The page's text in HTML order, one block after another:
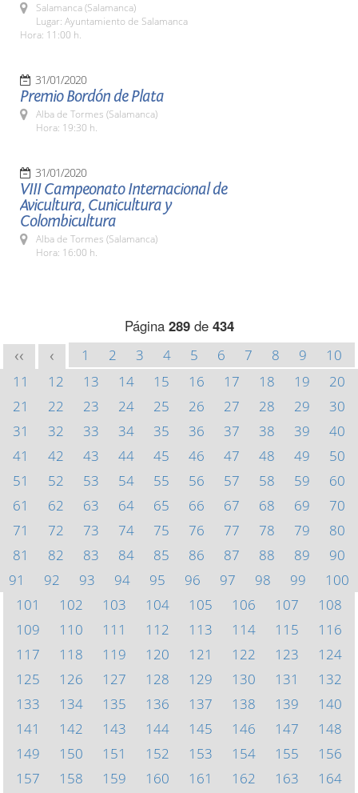
Salamanca (Salamanca)
Lugar: Ayuntamiento de Salamanca
Hora: 11:00 h.
31/01/2020
Premio Bordón de Plata
Alba de Tormes (Salamanca)
Hora: 19:30 h.
31/01/2020
VIII Campeonato Internacional de
Avicultura, Cunicultura y
Colombicultura
Alba de Tormes (Salamanca)
Hora: 16:00 h.
Página 289de 434
<< < 1 2 3 4 5 6 7 8 9
10
11
12 13 14 15 16 17 18 19
20
21
22 23 24 25 26 27 28 29
30
31
32 33 34 35 36 37 38 39
40
41
42 43 44 45 46 47 48 49
50
51
52 53 54 55 56 57 58 59
60
61
62 63 64 65 66 67 68 69
70
71
72 73 74 75 76 77 78 79
80
81
82 83 84 85 86 87 88 89
90
91
92 93 94 95 96 97 98 99
100
101
102 103 104 105 106 107
108
109
110 111 112 113 114 115
116
117
118 119 120 121 122 123
124
125
126 127 128 129 130 131
132
133
134 135 136 137 138 139
140
141
142 143 144 145 146 147
148
149
150 151 152 153 154 155
156
157
158 159 160 161 162 163
164